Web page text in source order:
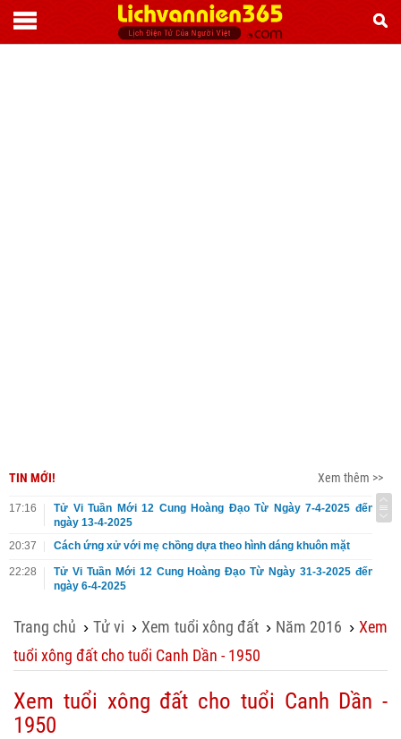
TIN MỚI! Xem thêm >>
17:16
Tử Vi Tuần Mới 12 Cung Hoàng Đạo Từ Ngày 7-4-2025 đến
ngày 13-4-2025
20:37
Cách ứng xử với mẹ chồng dựa theo hình dáng khuôn mặt
22:28
Tử Vi Tuần Mới 12 Cung Hoàng Đạo Từ Ngày 31-3-2025 đến
ngày 6-4-2025
Trang chủ ›Tử vi ›Xem tuổi xông đất › Năm 2016 ›Xem
tuổi xông đất cho tuổi Canh Dần - 1950
Xem tuổi xông đất cho tuổi Canh Dần -
1950